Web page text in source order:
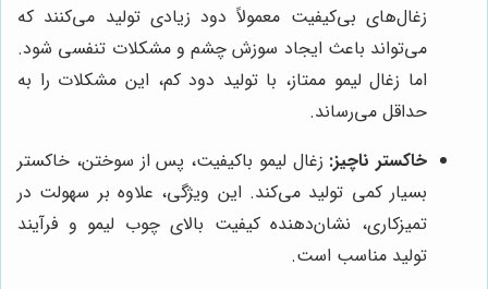
زغال‌های بی‌کیفیت معمولاً دود زیادی تولید می‌کنند که
می‌تواند باعث ایجاد سوزش چشم و مشکلات تنفسی شود.
اما زغال لیمو ممتاز، با تولید دود کم، این مشکلات را به
حداقل می‌رساند.
خاکستر ناچیز: زغال لیمو باکیفیت، پس از سوختن، خاکستر
بسیار کمی تولید می‌کند. این ویژگی، علاوه بر سهولت در
تمیزکاری، نشان‌دهنده کیفیت بالای چوب لیمو و فرآیند
تولید مناسب است.